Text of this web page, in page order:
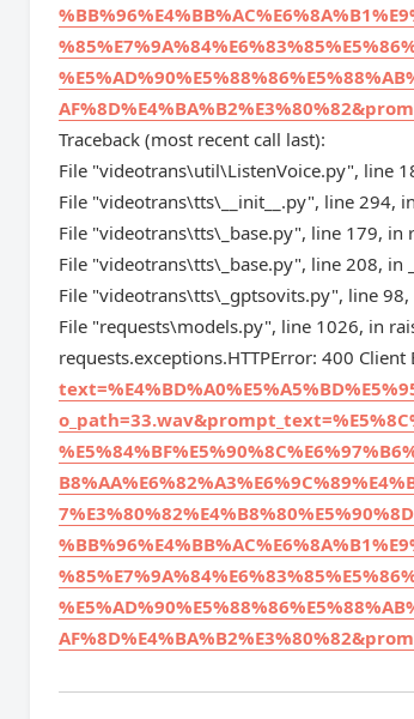
Traceback (most recent call last):
File "videotrans\util\ListenVoice.py", line
File "videotrans\tts\__init__.py", line 294,
File "videotrans\tts\_base.py", line 179, in
File "videotrans\tts\_base.py", line 208, in
File "videotrans\tts\_gptsovits.py", line 98,
File "requests\models.py", line 1026, in
requests.exceptions.HTTPError: 400